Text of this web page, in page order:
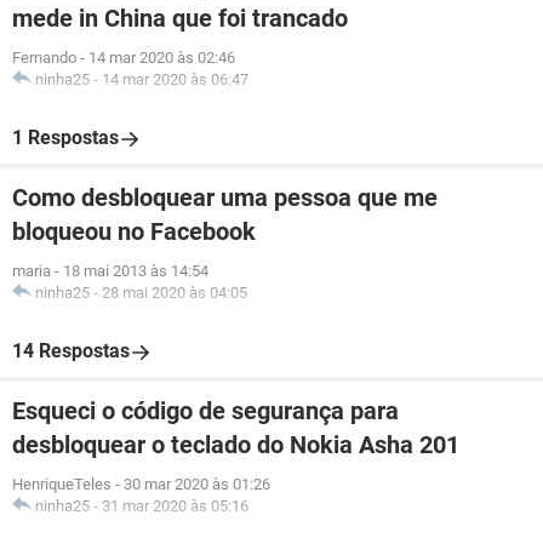
mede in China que foi trancado
Fernando - 14 mar 2020 às 02:46
ninha25 - 14 mar 2020 às 06:47
1 Respostas
Como desbloquear uma pessoa que me
bloqueou no Facebook
maria - 18 mai 2013 às 14:54
ninha25 - 28 mai 2020 às 04:05
14 Respostas
Esqueci o código de segurança para
desbloquear o teclado do Nokia Asha 201
HenriqueTeles - 30 mar 2020 às 01:26
ninha25 - 31 mar 2020 às 05:16